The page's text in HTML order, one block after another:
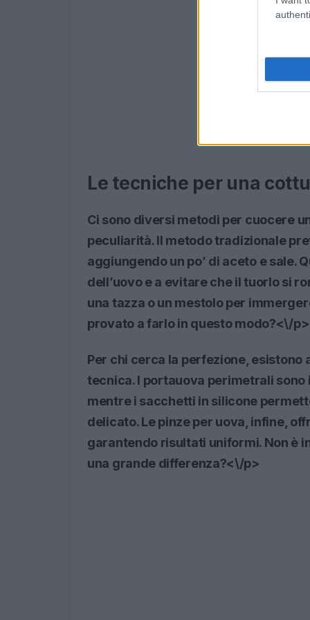
Le tecniche per una
Ci sono diversi metodi per cuocere
peculiarità. Il metodo tradizionale
aggiungendo un po’ di aceto e sale.
dell’uovo e a evitare che il tuorlo si
una tazza o un mestolo per
provato a farlo in questo modo?<\/p>
Per chi cerca la perfezione,
tecnica. I portauova perimetrali sono
mentre i sacchetti in silicone
delicato. Lepinze per uova, infine,
garantendo risultati uniformi. Non è
una grande differenza?<\/p>